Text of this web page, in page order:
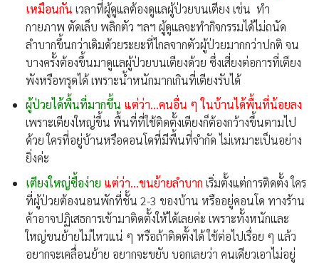
เหมือนกัน เวลาที่ผู้ดูแลต้องดูแลผู้ป่วยบนเตียง เช่น ทำ
กายภาพ ตัดเล็บ พลิกตัว ฯลฯ ผู้ดูแลจะทำกิจกรรมได้ไม่ถนัด
ลำบากขึ้นกว่าเดิมด้วยระยะที่ไกลจากตัวผู้ป่วยมากกว่าปกติ จน
บางครั้งต้องขึ้นมาดูแลผู้ป่วยบนเตียงด้วย ซึ่งเสี่ยงต่อการที่เตียง
พังหรือทรุดได้ เพราะน้ำหนักมากเกินที่เตียงรับได้
ผู้ป่วยได้พื้นที่มากขึ้น แต่ว่า…คนอื่น ๆ ในบ้านได้พื้นที่น้อยลง
เพราะเตียงใหญ่ขึ้น พื้นที่ที่ใช้ติดตั้งเตียงก็ต้องกว้างขึ้นตามไป
ด้วย ใครที่อยู่บ้านหรือคอนโดที่มีพื้นที่จำกัด ไม่เหมาะเป็นอย่าง
ยิ่งค่ะ
เตียงใหญ่ซื้อง่าย แต่ว่า…ขนย้ายลำบาก เริ่มตั้งแต่การติดตั้ง ใคร
ที่ผู้ป่วยต้องนอนพักที่ชั้น 2-3 ของบ้าน หรืออยู่คอนโด ทางร้าน
ค้าอาจปฏิเสธการเข้ามาติดตั้งให้ได้เลยค่ะ เพราะทั้งหนักและ
ใหญ่ขนย้ายไม่ไหวแน่ ๆ หรือถ้าติดตั้งได้ ใช้ต่อไปเรื่อย ๆ แล้ว
อยากจะเคลื่อนย้าย อยากจะขยับ บอกเลยว่า คนเดียวเอาไม่อยู่